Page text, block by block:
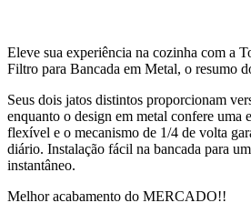
Eleve sua experiência na cozinha com a
Filtro para Bancada em Metal, o resumo
Seus dois jatos distintos proporcionam
enquanto o design em metal confere uma
flexível e o mecanismo de 1/4 de volta
diário. Instalação fácil na bancada para
instantâneo.
Melhor acabamento do MERCADO!!